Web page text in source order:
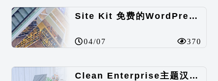
Site Kit 免费的WordPress数据统计插件
04/07 370
Clean Enterprise主题汉化包